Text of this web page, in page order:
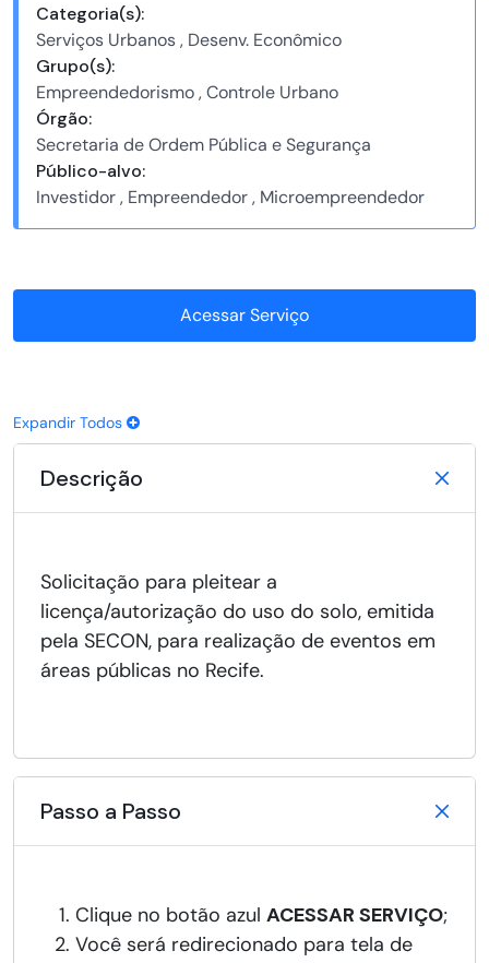
Categoria(s):
Serviços Urbanos , Desenv. Econômico
Grupo(s):
Empreendedorismo , Controle Urbano
Órgão:
Secretaria de Ordem Pública e Segurança
Público-alvo:
Investidor , Empreendedor , Microempreendedor
Acessar Serviço
Expandir Todos
Descrição
Solicitação para pleitear a
licença/autorização do uso do solo, emitida
pela SECON, para realização de eventos em
áreas públicas no Recife.
Passo a Passo
Clique no botão azul ACESSAR SERVIÇO;
Você será redirecionado para tela de